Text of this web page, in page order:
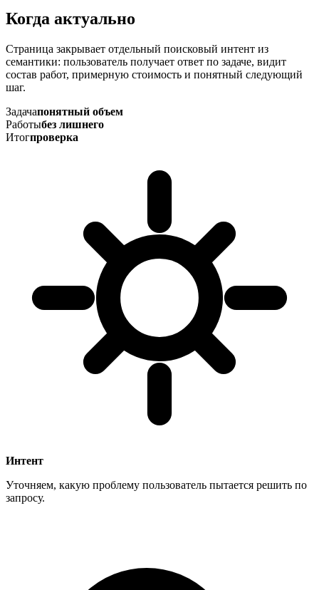
Когда актуально
Страница закрывает отдельный поисковый интент из
семантики: пользователь получает ответ по задаче, видит
состав работ, примерную стоимость и понятный следующий
шаг.
Задачапонятный объем
Работыбез лишнего
Итогпроверка
Интент
Уточняем, какую проблему пользователь пытается решить по
запросу.